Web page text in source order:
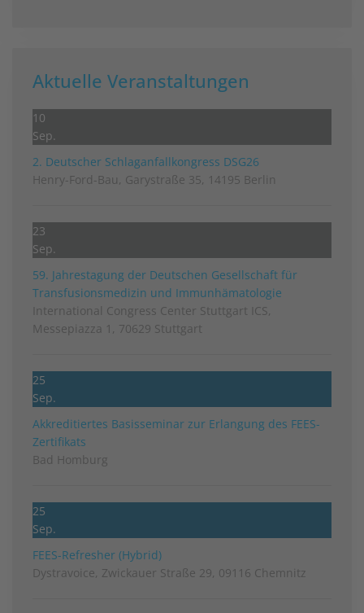
Aktuelle Veranstaltungen
10
Sep.
2. Deutscher Schlag­anfall­kongress DSG26
Henry-Ford-Bau, Garystraße 35, 14195 Berlin
23
Sep.
59. Jahrestagung der Deutschen Gesellschaft für
Transfusionsmedizin und Immunhämatologie
International Congress Center Stuttgart ICS,
Messepiazza 1, 70629 Stuttgart
25
Sep.
Akkreditiertes Basisseminar zur Erlangung des FEES-
Zertifikats
Bad Homburg
25
Sep.
FEES-Refresher (Hybrid)
Dystravoice, Zwickauer Straße 29, 09116 Chemnitz